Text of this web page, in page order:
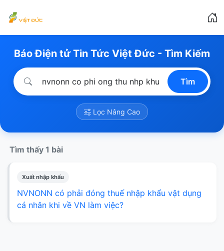
Báo Điện tử Tin Tức Việt Đức - Tìm Kiếm
Tìm
Lọc Nâng Cao
Tìm thấy 1 bài
Xuất nhập khẩu
NVNONN có phải đóng thuế nhập khẩu vật dụng
cá nhân khi về VN làm việc?